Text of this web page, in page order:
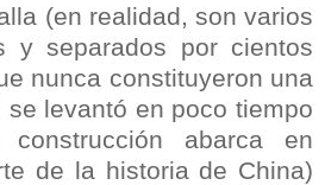
(en realidad, son varios
y separados por cientos
nunca constituyeron una
levantó en poco tiempo
abarca en
de la historia de China)